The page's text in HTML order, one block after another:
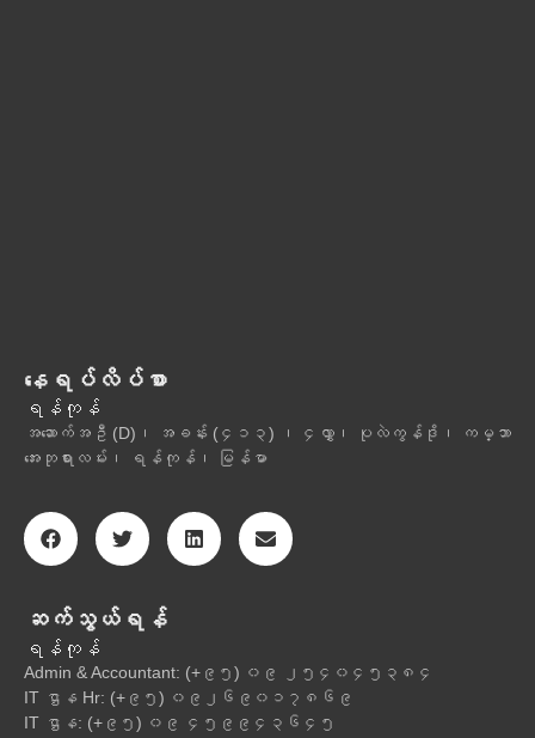
နေရပ်လိပ်စာ
ရန်ကုန်
အဆောက်အဦ (D)၊ အခန်း (၄၁၃) ၊ ၄လွှာ၊ ပုလဲကွန်ဒို၊ ကမ္ဘာ
အေးဘုရားလမ်း၊ ရန်ကုန်၊ မြန်မာ
ဆက်သွယ်ရန်
ရန်ကုန်
Admin & Accountant: (+၉၅) ၀၉ ၂၅၄၀၄၅၃၈၄
IT ဌာန Hr: (+၉၅) ၀၉၂၆၉၀၁၇၈၆၉
IT ဌာန: (+၉၅) ၀၉ ၄၅၉၉၄၃၆၄၅